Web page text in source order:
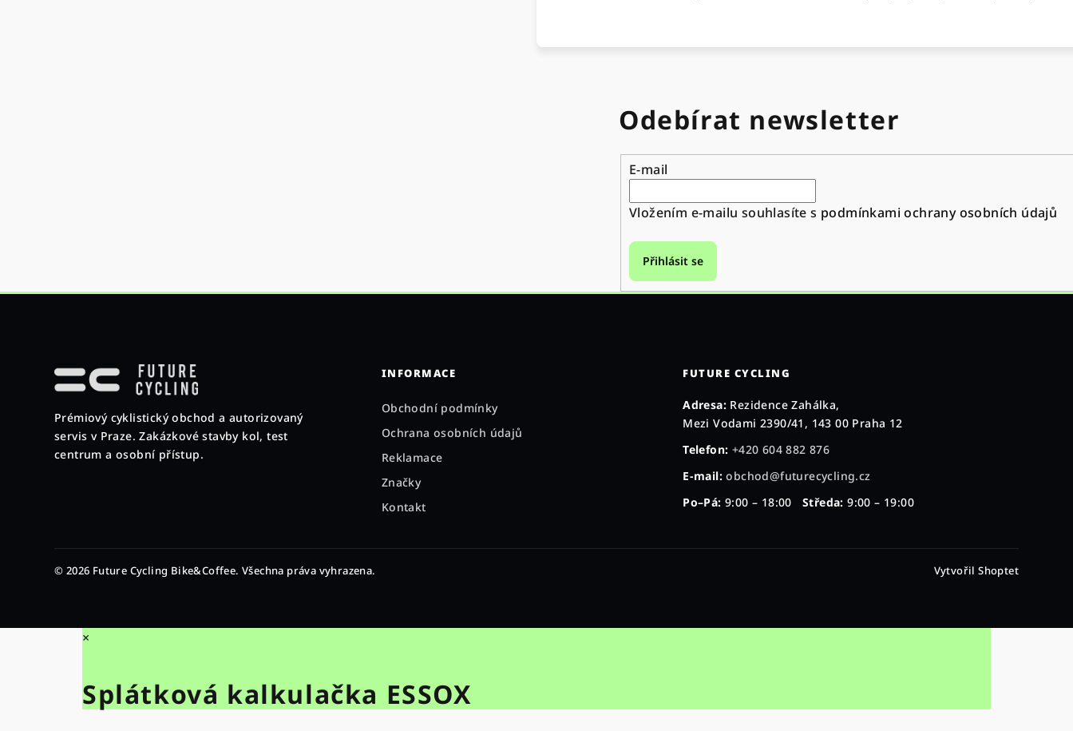
Odebírat newsletter
E-mail
Vložením e-mailu souhlasíte s podmínkami ochrany osobních údajů
Přihlásit se
Prémiový cyklistický obchod a autorizovaný
servis v Praze. Zakázkové stavby kol, test
centrum a osobní přístup.
INFORMACE
Obchodní podmínky
Ochrana osobních údajů
Reklamace
Značky
Kontakt
FUTURE CYCLING
Adresa: Rezidence Zahálka,
Mezi Vodami 2390/41, 143 00 Praha 12
Telefon: +420 604 882 876
E-mail: obchod@futurecycling.cz
Po–Pá: 9:00 – 18:00Středa: 9:00 – 19:00
© 2026 Future Cycling Bike&Coffee. Všechna práva vyhrazena. Vytvořil Shoptet
×
Splátková kalkulačka ESSOX